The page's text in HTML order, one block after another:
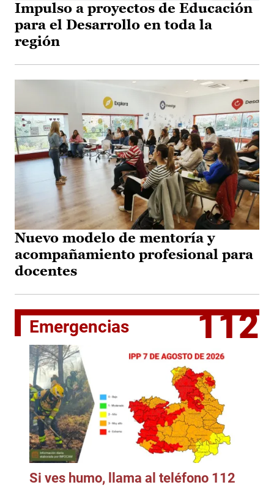
Impulso a proyectos de Educación
para el Desarrollo en toda la
región
Nuevo modelo de mentoría y
acompañamiento profesional para
docentes
Emergencias 112
Si ves humo, llama al teléfono 112